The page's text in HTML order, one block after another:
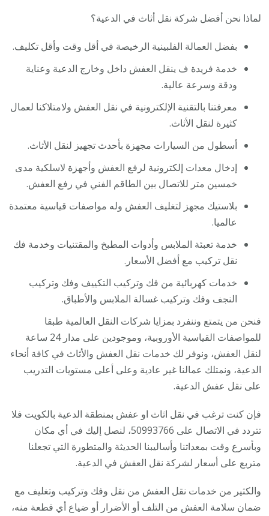
لماذا نحن أفضل شركة نقل أثاث في الدعية؟
بفضل العمالة الفلبينية الرخيصة في أقل وقت وأقل تكليف.
خدمة فريدة ف ينقل العفش داخل وخارج الدعية وعناية
ودقة وسرعة عالية.
معرفتنا بالتقنية الإلكترونية في نقل العفش ولامتلاكنا لعمال
كثيرة لنقل الأثاث.
أسطول من السيارات مجهزة بأحدث تجهيز لنقل الأثاث.
إدخال معدات إلكترونية لرفع العفش وأجهزة لاسلكية مدى
خمسين متر للاتصال بين الطاقم الفني في رفع العفش.
بلاستيك مجهز لتغليف العفش وله مواصفات قياسية معتمدة
عالميا.
خدمة تعبئة الملابس وأدوات المطبخ والمقتنيات وخدمة فك
نقل تركيب مع أفضل الأسعار.
خدمات كهربائية من فك وتركيب التكييف وفك وتركيب
النجف وفك وتركيب غسالة الملابس والأطباق.
فنحن من يتمتع وننفرد بمزايا شركات النقل العالمية طبقا
للمواصفات القياسية الأوروبية، وموجودين على مدار 24 ساعة
لنقل العفش، ونوفر لك خدمات نقل العفش والأثاث في كافة أنحاء
الدعية، ونمتلك عمالنا غير عادية وعلى أعلى مستويات التدريب
على نقل عفش الدعية.
فإن كنت ترغب في نقل اثاث او عفش بمنطقة الدعية بالكويت فلا
تتردد في الاتصال على 50993766، لنصل إليك في أي مكان
وبأسرع وقت بمعداتنا وأساليبنا الحديثة والمتطورة التي تجعلنا
متربع على أسعار لشركة نقل العفش في الدعية.
والكثير من خدمات نقل العفش من نقل وفك وتركيب وتغليف مع
ضمان سلامة العفش من التلف أو الأضرار أو ضياع أي قطعة منه،